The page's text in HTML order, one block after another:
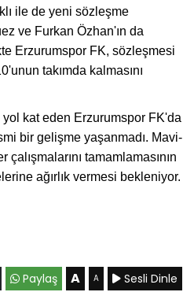
ile de yeni sözleşme
ve Furkan Özhan'ın da
Erzurumspor FK, sözleşmesi
takımda kalmasını
kat eden Erzurumspor FK'da
bir gelişme yaşanmadı. Mavi-
tamamlamasının
ağırlık vermesi bekleniyor.
Paylaş A A Sesli Dinle